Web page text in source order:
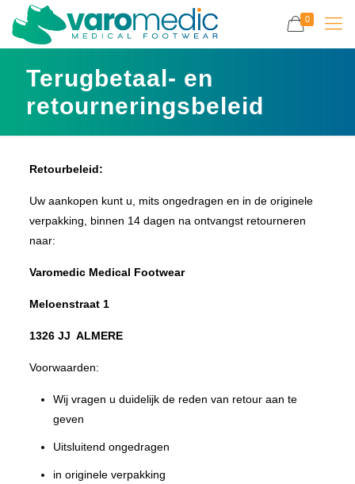
0
Terugbetaal- en
retourneringsbeleid
Retourbeleid:
Uw aankopen kunt u, mits ongedragen en in de originele
verpakking, binnen 14 dagen na ontvangst retourneren
naar:
Varomedic Medical Footwear
Meloenstraat 1
1326 JJ ALMERE
Voorwaarden:
Wij vragen u duidelijk de reden van retour aan te
geven
Uitsluitend ongedragen
in originele verpakking